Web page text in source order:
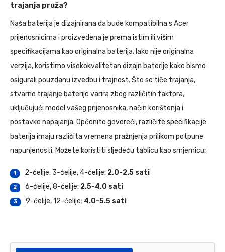
trajanja pruža?
Naša baterija je dizajnirana da bude kompatibilna s Acer
prijenosnicima i proizvedena je prema istim ili višim
specifikacijama kao originalna baterija. Iako nije originalna
verzija, koristimo visokokvalitetan dizajn baterije kako bismo
osigurali pouzdanu izvedbu i trajnost. Što se tiče trajanja,
stvarno trajanje baterije varira zbog različitih faktora,
uključujući model vašeg prijenosnika, način korištenja i
postavke napajanja. Općenito govoreći, različite specifikacije
baterija imaju različita vremena pražnjenja prilikom potpune
napunjenosti. Možete koristiti sljedeću tablicu kao smjernicu:
1 2-ćelije, 3-ćelije, 4-ćelije: 2.0-2.5 sati
2 6-ćelije, 8-ćelije: 2.5-4.0 sati
3 9-ćelije, 12-ćelije: 4.0-5.5 sati